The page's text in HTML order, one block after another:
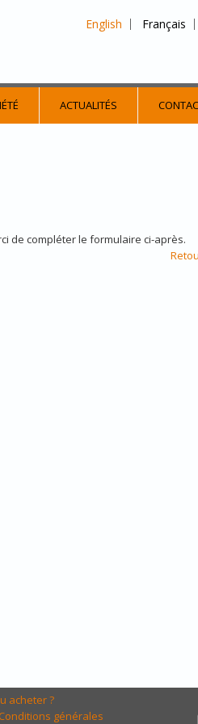
English Français
ACTUALITÉS
de compléter le formulaire ci-après.
acheter ?
Conditions générales